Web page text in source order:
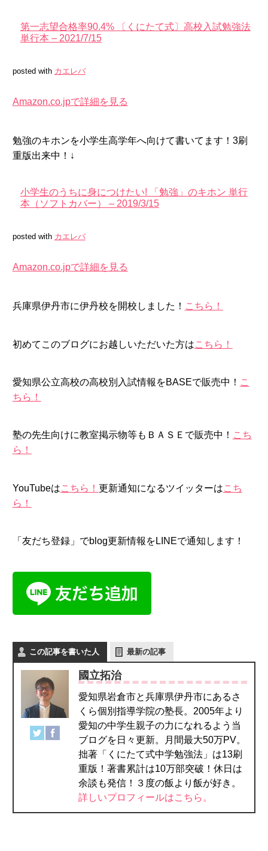
第一志望合格率90.4% 〔くにたて式〕高校入試勉強法
単行本 – 2021/7/15
posted with カエレバ
Amazon.co.jpで詳細を見る
勉強のキホンを小学生高学年へ向けて書いてます！3刷
重版出来中！↓
小学生のうちに身につけたい! 「勉強」のキホン 単行
本（ソフトカバー） – 2019/3/15
posted with カエレバ
Amazon.co.jpで詳細を見る
兵庫県伊丹市に伊丹校を開校しました！ こちら！
初めてこのブログにお越しいただいた方はこちら！
愛知県公立高校の高校別入試情報をBASEで販売中！ こ
ちら！
塾の先生向けに教室掲示物等もＢＡＳＥで販売中！ こち
ら！
YouTubeはこちら！ 更新通知になるツイッターはこち
ら！
「友だち登録」でblog更新情報をLINEで通知します！
この記事を書いた人 最新の記事
國立拓治
愛知県岩倉市と兵庫県伊丹市にあるさ
くら個別指導学院の塾長。2005年より
愛知の中学生親子の力になれるよう当
ブログを日々更新。月間最大50万PV。
拙著「くにたて式中学勉強法」は13刷
重版！著書累計は10万部突破！休日は
余談も発信！３度の飯より飯が好き。
詳しいプロフィールはこちら。